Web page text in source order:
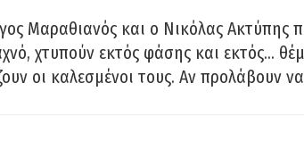
Μαραθιανός και ο Νικόλας Ακτύπης
χτυπούν εκτός φάσης και εκτός…
οι καλεσμένοι τους. Αν προλάβουν